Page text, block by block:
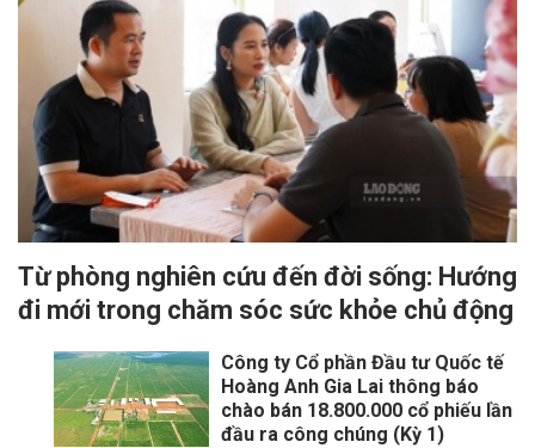
Từ phòng nghiên cứu đến đời sống: Hướng
đi mới trong chăm sóc sức khỏe chủ động
Công ty Cổ phần Đầu tư Quốc tế
Hoàng Anh Gia Lai thông báo
chào bán 18.800.000 cổ phiếu lần
đầu ra công chúng (Kỳ 1)